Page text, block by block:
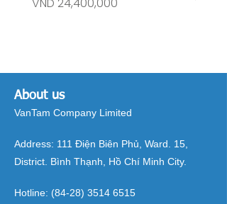
About us
VanTam Company Limited
Address: 111 Điện Biên Phủ, Ward. 15,
District. Bình Thạnh, Hồ Chí Minh City.
Hotline: (84-28) 3514 6515